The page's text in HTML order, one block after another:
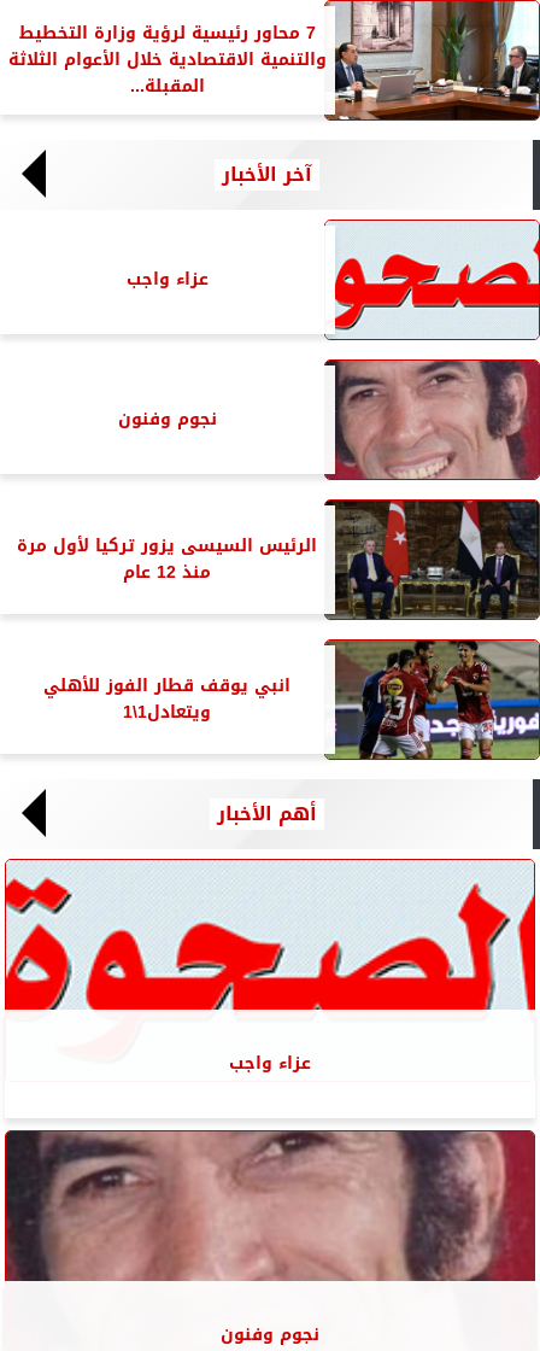
7 محاور رئيسية لرؤية وزارة التخطيط
والتنمية الاقتصادية خلال الأعوام الثلاثة
المقبلة...
آخر الأخبار
عزاء واجب
نجوم وفنون
الرئيس السيسى يزور تركيا لأول مرة
منذ 12 عام
انبي يوقف قطار الفوز للأهلي
ويتعادل1\1
أهم الأخبار
عزاء واجب
نجوم وفنون